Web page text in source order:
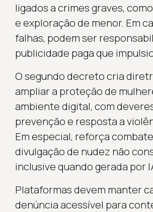
ligados a crimes graves,
e exploração de menor. Em
falhas, podem ser
publicidade paga que
O segundo decreto cria
ampliar a proteção de
ambiente digital, com
prevenção e resposta a
Em especial, reforça
divulgação de nudez não
inclusive quando gerada por
Plataformas devem manter
denúncia acessível para